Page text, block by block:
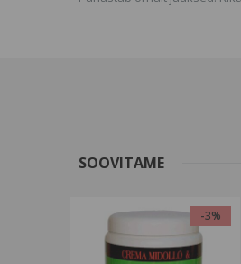
SOOVITAME
-3%